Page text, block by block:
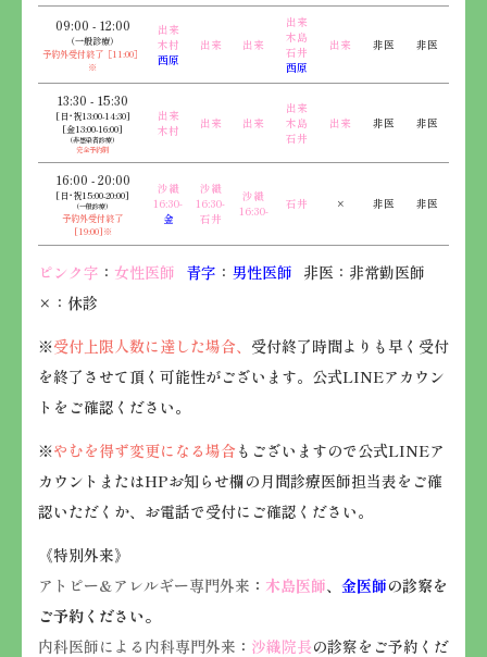
09:00 - 12:00
（一般診療）
予約外受付終了［11:00］
※
出来
木村
西原
出来 出来
出来
木島
石井
西原
出来 非医 非医
13:30 - 15:30
[日･祝13:00-14:30]
[金13:00-16:00]
（非感染者診療）
完全予約制
出来
木村
出来 出来
出来
木島
石井
出来 非医 非医
16:00 - 20:00
[日･祝15:00-20:00]
（一般診療）
予約外受付終了
[19:00]※
沙織
16:30-
金
沙織
16:30-
石井
沙織
16:30-
石井 × 非医 非医
ピンク字 ： 女性医師 青字 ： 男性医師 非医：非常勤医師
×：休診
※受付上限人数に達した場合、 受付終了時間よりも早く受付
を終了させて頂く可能性がございます。公式LINEアカウン
トをご確認ください。
※やむを得ず変更になる場合 もございますので公式LINEア
カウントまたはHPお知らせ欄の月間診療医師担当表をご確
認いただくか、お電話で受付にご確認ください。
《特別外来》
アトピー&アレルギー専門外来 ： 木島医師、 金医師の診察を
ご予約ください。
内科医師による内科専門外来 ： 沙織院長の診察をご予約くだ